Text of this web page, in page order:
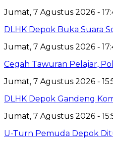
Jumat, 7 Agustus 2026 -
DLHK Depok Buka Suara
Jumat, 7 Agustus 2026 -
Cegah Tawuran Pelajar,
Jumat, 7 Agustus 2026 -
DLHK Depok Gandeng
Jumat, 7 Agustus 2026 -
U-Turn Pemuda Depok